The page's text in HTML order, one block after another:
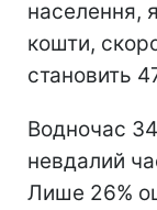
населення,
кошти,
становить
Водночас
невдалий
Лише 26%